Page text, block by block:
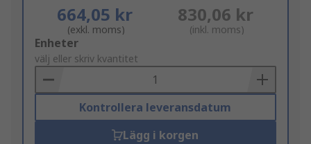
664,05 kr
(exkl. moms)
830,06 kr
(inkl. moms)
Add
to
Basket
Enheter
välj eller skriv kvantitet
Kontrollera leveransdatum
Lägg i korgen